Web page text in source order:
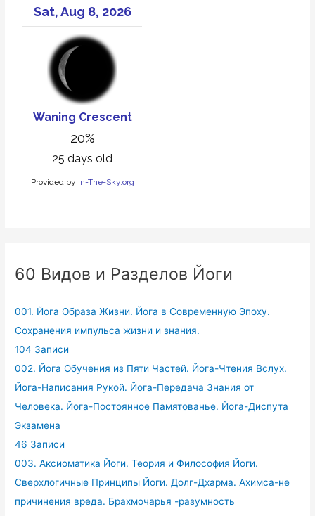
60 Видов и Разделов Йоги
001. Йога Образа Жизни. Йога в Современную Эпоху.
Сохранения импульса жизни и знания.
104 Записи
002. Йога Обучения из Пяти Частей. Йога-Чтения Вслух.
Йога-Написания Рукой. Йога-Передача Знания от
Человека. Йога-Постоянное Памятованье. Йога-Диспута
Экзамена
46 Записи
003. Аксиоматика Йоги. Теория и Философия Йоги.
Сверхлогичные Принципы Йоги. Долг-Дхарма. Ахимса-не
причинения вреда. Брахмочарья -разумность